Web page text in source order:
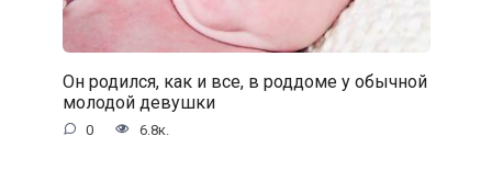
Он родился, как и все, в роддоме у обычной
молодой девушки
0 6.8к.